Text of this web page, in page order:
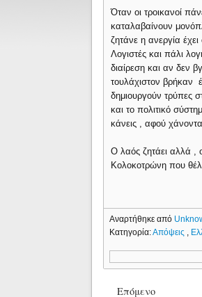
Όταν οι τροικανοί
καταλαβαίνουν
ζητάνε η ανεργία
Λογιστές και πάλι
διαίρεση και αν δεν
τουλάχιστον βρήκαν
δημιουργούν τρύπες
και το πολιτικό
κάνεις , αφού
Ο λαός ζητάει αλλά ,
Κολοκοτρώνη που
Αναρτήθηκε από
Κατηγορία:Απόψεις
Επόμενο